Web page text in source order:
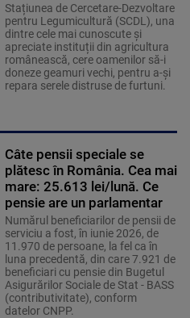
Stațiunea de Cercetare-Dezvoltare
pentru Legumicultură (SCDL), una
dintre cele mai cunoscute și
apreciate instituții din agricultura
românească, cere oamenilor să-i
doneze geamuri vechi, pentru a-și
repara serele distruse de furtuni.
Câte pensii speciale se
plătesc în România. Cea mai
mare: 25.613 lei/lună. Ce
pensie are un parlamentar
Numărul beneficiarilor de pensii de
serviciu a fost, în iunie 2026, de
11.970 de persoane, la fel ca în
luna precedentă, din care 7.921 de
beneficiari cu pensie din Bugetul
Asigurărilor Sociale de Stat - BASS
(contributivitate), conform
datelor CNPP.